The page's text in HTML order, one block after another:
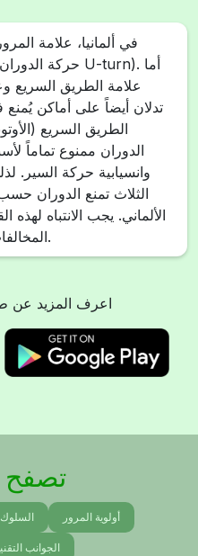
في ألمانيا، علامة
علامة الطريق السريع
تدلان أيضاً على أماكن يُمنع
الطريق السريع
الدوران ممنوع تماماً
وانسيابية حركة السير.
الثلاث تمنع الدوران
الألماني. يجب الانتباه لهذه
المخالفات وحوادث السير.
اعرف المزيد عن
تصفح
أولوية المرور
الجوانب